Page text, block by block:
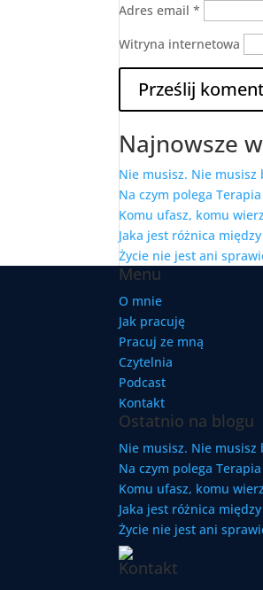
Adres email*
Witryna internetowa
Najnowsze
Nie musisz. Nie musisz
Na czym polega
Komu ufasz, komu
Jaka jest różnica
Życie nie jest ani
Menu
O mnie
Jak pracuję
Pracuj ze mną
Czytelnia
Podcast
Kontakt
Ostatnio na blogu
Nie musisz. Nie musisz
Na czym polega
Komu ufasz, komu
Jaka jest różnica
Życie nie jest ani
Kontakt